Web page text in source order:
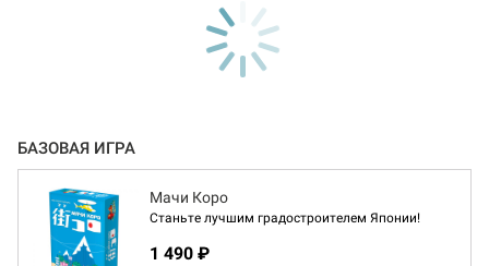
БАЗОВАЯ ИГРА
Мачи Коро
Станьте лучшим градостроителем Японии!
1 490 ₽